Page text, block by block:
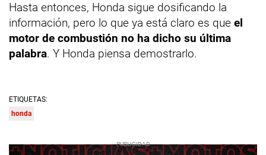
Hasta entonces, Honda sigue dosificando la
información, pero lo que ya está claro es que el
motor de combustión no ha dicho su última
palabra. Y Honda piensa demostrarlo.
ETIQUETAS:
honda